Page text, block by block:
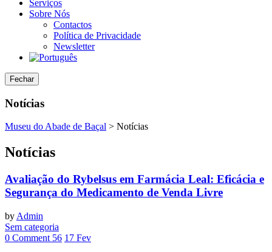
Serviços
Sobre Nós
Contactos
Política de Privacidade
Newsletter
Fechar
Notícias
Museu do Abade de Baçal > Notícias
Notícias
Avaliação do Rybelsus em Farmácia Leal: Eficácia e
Segurança do Medicamento de Venda Livre
by Admin
Sem categoria
0 Comment 56 17 Fev